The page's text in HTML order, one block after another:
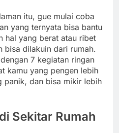
itu, gue mulai coba
yang ternyata bisa bantu
hal yang berat atau ribet
bisa dilakuin dari rumah.
7 kegiatan ringan
kamu yang pengen lebih
panik, dan bisa mikir lebih
Sekitar Rumah